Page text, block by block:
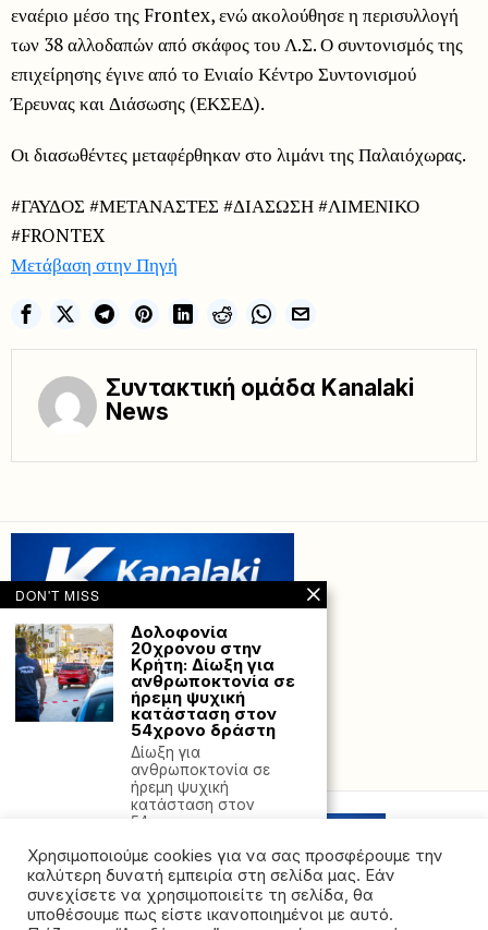
εναέριο μέσο της Frontex, ενώ ακολούθησε η περισυλλογή
των 38 αλλοδαπών από σκάφος του Λ.Σ. Ο συντονισμός της
επιχείρησης έγινε από το Ενιαίο Κέντρο Συντονισμού
Έρευνας και Διάσωσης (ΕΚΣΕΔ).
Οι διασωθέντες μεταφέρθηκαν στο λιμάνι της Παλαιόχωρας.
#ΓΑΥΔΟΣ #ΜΕΤΑΝΑΣΤΕΣ #ΔΙΑΣΩΣΗ #ΛΙΜΕΝΙΚΟ
#FRONTEX
Μετάβαση στην Πηγή
Συντακτική ομάδα Kanalaki
News
by Hostville”)
Χρησιμοποιούμε cookies για να σας προσφέρουμε την
καλύτερη δυνατή εμπειρία στη σελίδα μας. Εάν
συνεχίσετε να χρησιμοποιείτε τη σελίδα, θα
υποθέσουμε πως είστε ικανοποιημένοι με αυτό.
DON'T MISS
Δολοφονία
20χρονου στην
Κρήτη: Δίωξη για
ανθρωποκτονία σε
ήρεμη ψυχική
κατάσταση στον
54χρονο δράστη
Δίωξη για
ανθρωποκτονία σε
ήρεμη ψυχική
κατάσταση στον
54χρονο για
Σοβαρό πρόβλημα
υδροδότησης στην
Πρέβεζα: Η ΔΕΥΑΠ
κρούει τον κώδωνα
του κινδύνου –